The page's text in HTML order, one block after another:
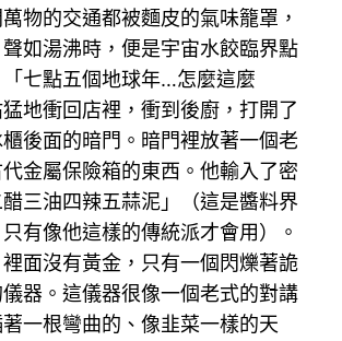
物的交通都被麵皮的氣味籠罩，
如湯沸時，便是宇宙水餃臨界點
七點五個地球年…怎麼這麼
地衝回店裡，衝到後廚，打開了
後面的暗門。暗門裡放著一個老
金屬保險箱的東西。他輸入了密
三油四辣五蒜泥」（這是醬料界
有像他這樣的傳統派才會用）。
面沒有黃金，只有一個閃爍著詭
器。這儀器很像一個老式的對講
一根彎曲的、像韭菜一樣的天